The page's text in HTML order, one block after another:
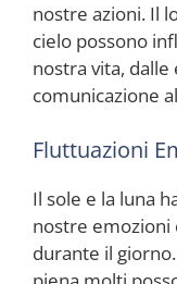
nostre azioni. Il
cielo possono
nostra vita, dalle
comunicazione
Fluttuazioni
Il sole e la luna
nostre emozioni
durante il